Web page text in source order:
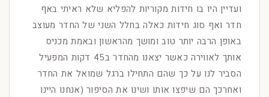
ועדיין היו בו חידות מקוריות להפליא שלא ראיתי באף
חדר ואף סוג חידות כאלה בחלל השני של החדר מעוצב
באופן הרבה יותר טוב ומושך מהראשון ובאמת מכניס
אותך לאווירה כאשר יצאנו מהחדר ב45 דקות המפעיל
הסביר לנו על כך שהם התחילו ברגל שמואל את החדר
ואחרכך הם שיפצו אותו ושינו את הסיפור (אנחנו היינו